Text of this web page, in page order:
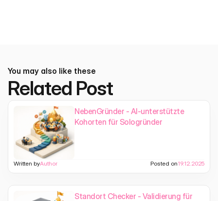
You may also like these
Related Post
NebenGründer - AI-unterstützte
Kohorten für Sologründer
Written byAuthor Posted on19.12.2025
Standort Checker - Validierung für